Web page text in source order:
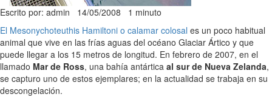
Escrito por: admin 14/05/2008 1 minuto
El Mesonychoteuthis Hamiltoni o calamar colosal es un poco habitual
animal que vive en las frías aguas del océano Glaciar Ártico y que
puede llegar a los 15 metros de longitud. En febrero de 2007, en el
llamado Mar de Ross, una bahía antártica al sur de Nueva Zelanda,
se capturo uno de estos ejemplares; en la actualidad se trabaja en su
descongelación.